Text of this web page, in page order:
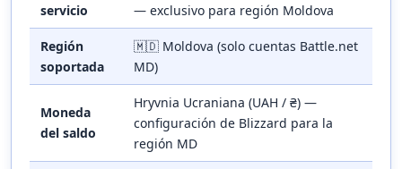
servicio
— exclusivo para región Moldova
Región
soportada
🇲🇩 Moldova (solo cuentas Battle.net
MD)
Moneda
del saldo
Hryvnia Ucraniana (UAH / ₴) —
configuración de Blizzard para la
región MD